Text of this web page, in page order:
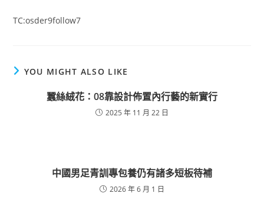
TC:osder9follow7
YOU MIGHT ALSO LIKE
蠶絲絨花：08靠設計佈置內行藝的新實行
2025 年 11 月 22 日
中國男足青訓專包養仍有諸多短板待補
2026 年 6 月 1 日